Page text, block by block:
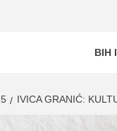
BIH
IVICA GRANIĆ: